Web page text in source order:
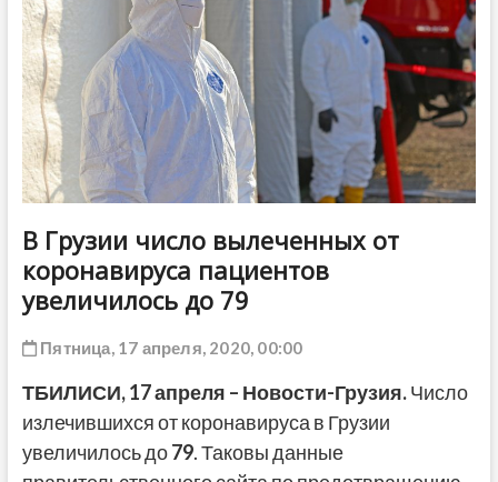
В Грузии число вылеченных от
коронавируса пациентов
увеличилось до 79
Пятница, 17 апреля, 2020, 00:00
ТБИЛИСИ, 17 апреля – Новости-Грузия.Число
излечившихся от коронавируса в Грузии
увеличилось до79. Таковы данные